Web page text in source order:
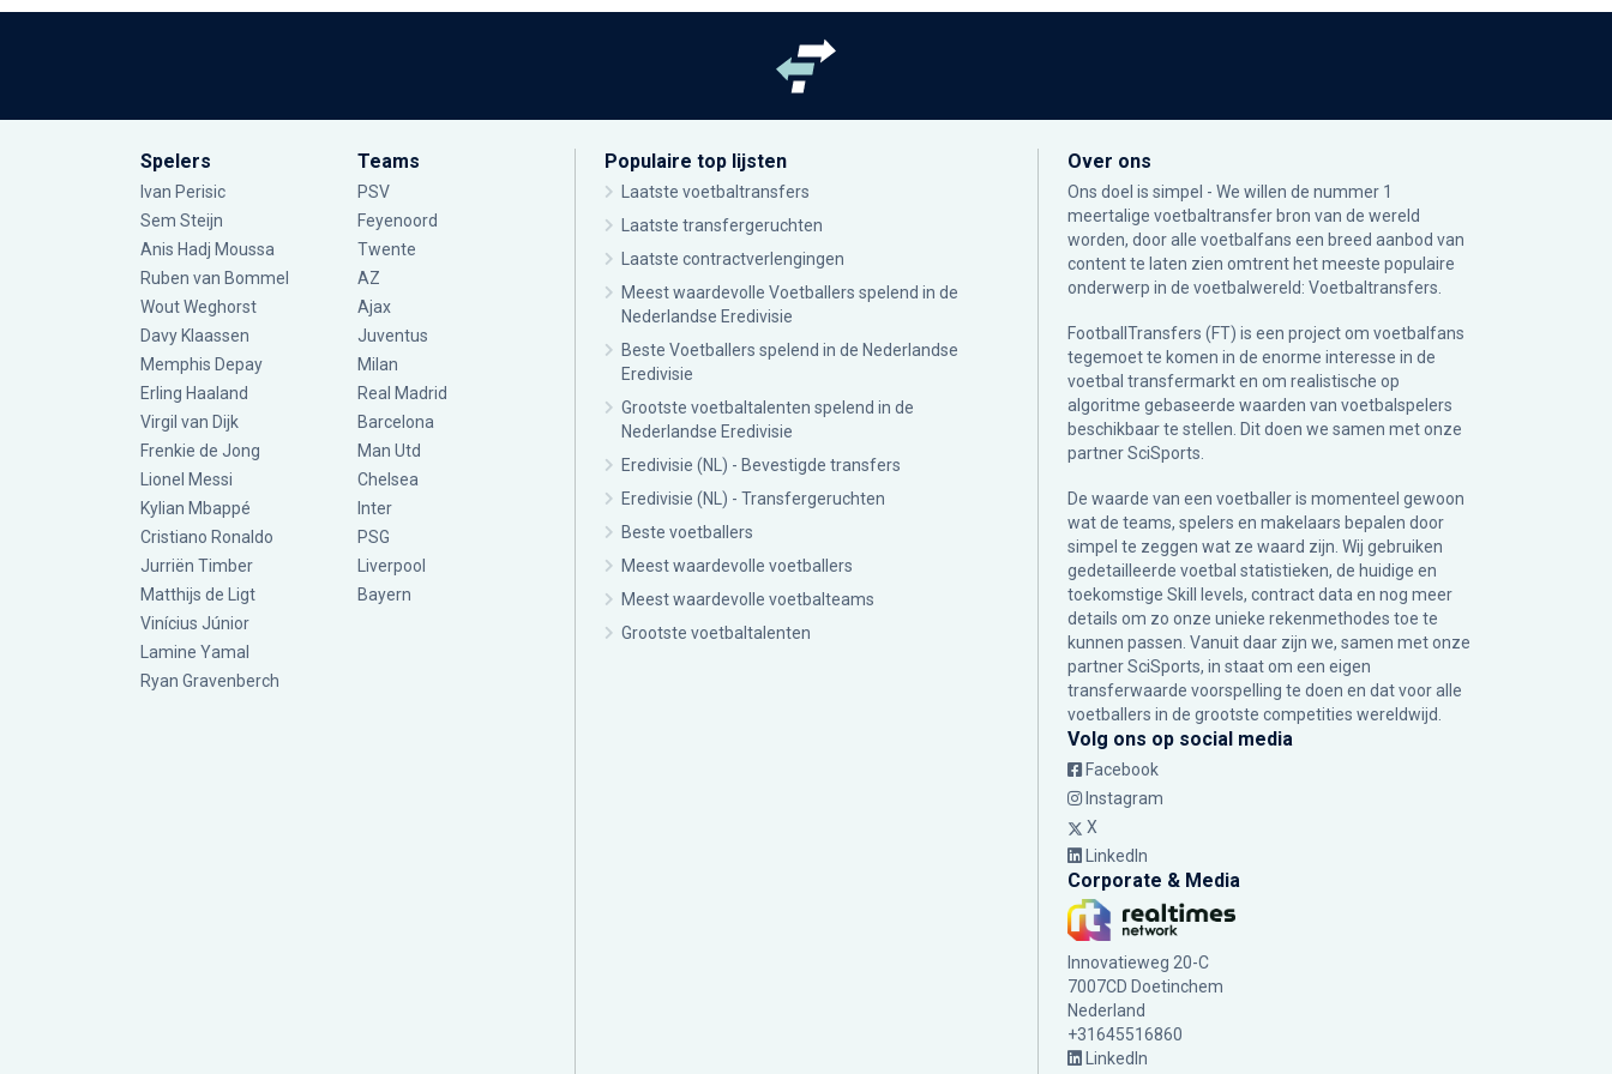
Spelers
Ivan Perisic
Sem Steijn
Anis Hadj Moussa
Ruben van Bommel
Wout Weghorst
Davy Klaassen
Memphis Depay
Erling Haaland
Virgil van Dijk
Frenkie de Jong
Lionel Messi
Kylian Mbappé
Cristiano Ronaldo
Jurriën Timber
Matthijs de Ligt
Vinícius Júnior
Lamine Yamal
Ryan Gravenberch
Teams
PSV
Feyenoord
Twente
AZ
Ajax
Juventus
Milan
Real Madrid
Barcelona
Man Utd
Chelsea
Inter
PSG
Liverpool
Bayern
Populaire top lijsten
Laatste voetbaltransfers
Laatste transfergeruchten
Laatste contractverlengingen
Meest waardevolle Voetballers spelend in de
Nederlandse Eredivisie
Beste Voetballers spelend in de Nederlandse
Eredivisie
Grootste voetbaltalenten spelend in de
Nederlandse Eredivisie
Eredivisie (NL) - Bevestigde transfers
Eredivisie (NL) - Transfergeruchten
Beste voetballers
Meest waardevolle voetballers
Meest waardevolle voetbalteams
Grootste voetbaltalenten
Over ons
Ons doel is simpel - We willen de nummer 1
meertalige voetbaltransfer bron van de wereld
worden, door alle voetbalfans een breed aanbod van
content te laten zien omtrent het meeste populaire
onderwerp in de voetbalwereld: Voetbaltransfers.
FootballTransfers (FT) is een project om voetbalfans
tegemoet te komen in de enorme interesse in de
voetbal transfermarkt en om realistische op
algoritme gebaseerde waarden van voetbalspelers
beschikbaar te stellen. Dit doen we samen met onze
partnerSciSports
De waarde van een voetballer is momenteel gewoon
wat de teams, spelers en makelaars bepalen door
simpel te zeggen wat ze waard zijn. Wij gebruiken
gedetailleerde voetbal statistieken, de huidige en
toekomstige Skill levels, contract data en nog meer
details om zo onze unieke rekenmethodes toe te
kunnen passen. Vanuit daar zijn we, samen met onze
partner SciSports, in staat om een eigen
transferwaarde voorspelling te doen en dat voor alle
voetballers in de grootste competities wereldwijd.
Volg ons op social media
Facebook
Instagram
X
LinkedIn
Corporate & Media
Innovatieweg 20-C
7007CD Doetinchem
Nederland
+31645516860
LinkedIn